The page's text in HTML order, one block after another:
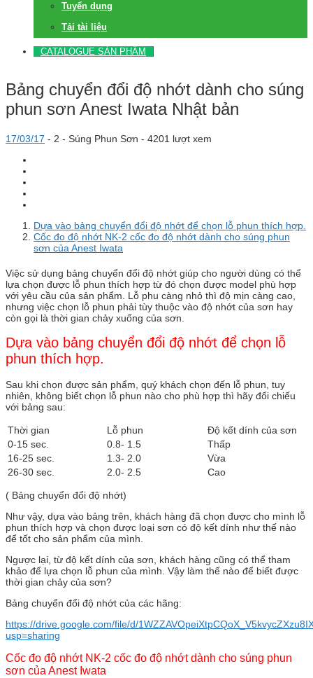
Tuyển dụng
Tải tài liệu
CATALOGUE SẢN PHẨM
Bảng chuyển đổi độ nhớt dành cho súng
phun sơn Anest Iwata Nhật bản
17/03/17 - 2 - Súng Phun Sơn - 4201 lượt xem
Dựa vào bảng chuyển đổi độ nhớt để chọn lỗ phun thích hợp.
Cốc đo độ nhớt NK-2 cốc đo độ nhớt dành cho súng phun
sơn của Anest Iwata
Việc sử dụng bảng chuyển đổi độ nhớt giúp cho người dùng có thể
lựa chọn được lỗ phun thích hợp từ đó chọn được model phù hợp
với yêu cầu của sản phẩm. Lỗ phu càng nhỏ thì độ mịn càng cao,
nhưng việc chọn lỗ phun phải tùy thuộc vào độ nhớt của sơn hay
còn gọi là thời gian chảy xuống của sơn.
Dựa vào bảng chuyển đổi độ nhớt để chọn lỗ
phun thích hợp.
Sau khi chọn được sản phẩm, quý khách chọn đến lỗ phun, tuy
nhiên, không biết chọn lỗ phun nào cho phù hợp thì hãy đối chiếu
với bảng sau:
Thời gian Lỗ phun
Độ kết dính của sơn
0-15 sec.
0.8- 1.5
Thấp
16-25 sec.
1.3- 2.0
Vừa
26-30 sec.
2.0- 2.5 Cao
( Bảng chuyển đổi độ nhớt)
Như vậy, dựa vào bảng trên, khách hàng đã chọn được cho mình lỗ
phun thích hợp và chọn được loại sơn có độ kết dính như thế nào
để tốt cho sản phẩm của mình.
Ngược lại, từ độ kết dính của sơn, khách hàng cũng có thể tham
khảo để lựa chọn lỗ phun của mình. Vậy làm thế nào để biết được
thời gian chảy của sơn?
Bảng chuyển đổi độ nhớt của các hãng:
https://drive.google.com/file/d/
usp=sharing
Cốc đo độ nhớt NK-2 cốc đo độ nhớt dành cho súng phun
sơn của Anest Iwata